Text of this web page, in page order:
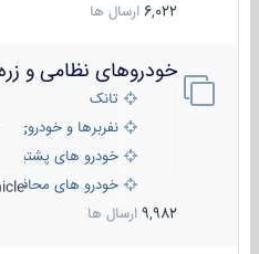
6,022 ارسال ها
خودروهای نظامی و
تانک
نفربرها و خودروی
خودرو های پشتیبانی
خودرو های محافظت
9,982 ارسال ها